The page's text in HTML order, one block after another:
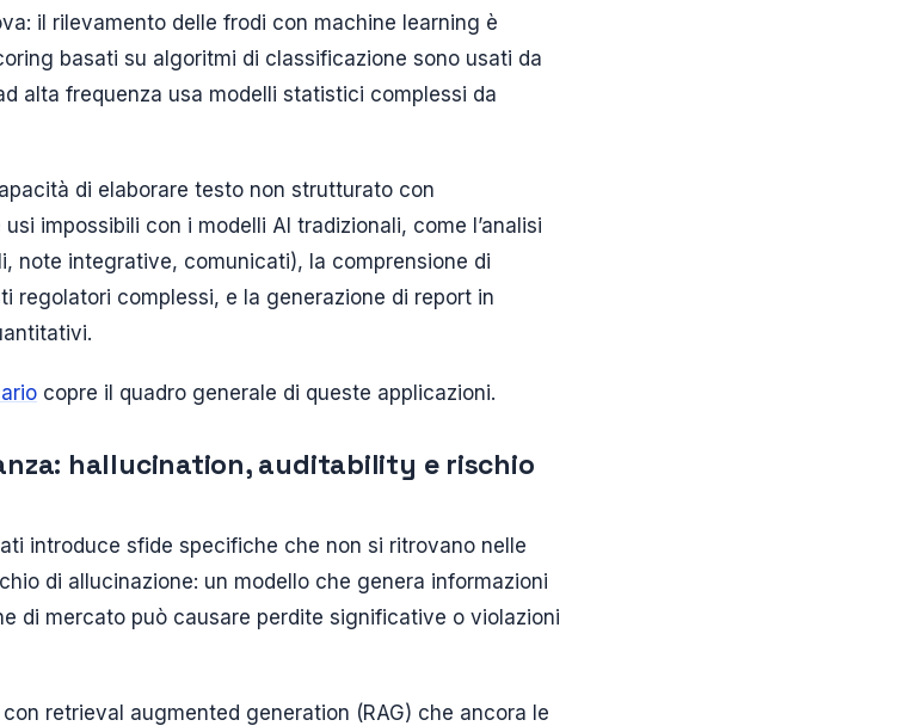
il rilevamento delle frodi con machine learning è
basati su algoritmi di classificazione sono usati da
alta frequenza usa modelli statistici complessi da
di elaborare testo non strutturato con
impossibili con i modelli AI tradizionali, come l’analisi
note integrative, comunicati), la comprensione di
regolatori complessi, e la generazione di report in
copre il quadro generale di queste applicazioni.
hallucination, auditability e rischio
introduce sfide specifiche che non si ritrovano nelle
di allucinazione: un modello che genera informazioni
di mercato può causare perdite significative o violazioni
retrieval augmented generation (RAG) che ancora le